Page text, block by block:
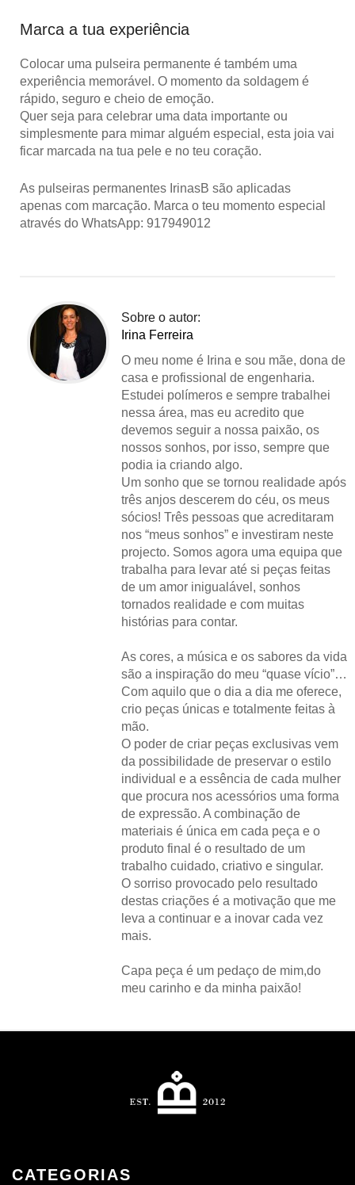
Marca a tua experiência
Colocar uma pulseira permanente é também uma
experiência memorável . O momento da soldagem é
rápido, seguro e cheio de emoção.
Quer seja para celebrar uma data importante ou
simplesmente para mimar alguém especial, esta joia vai
ficar marcada na tua pele e no teu coração.
As pulseiras permanentes IrinasB são aplicadas
apenas com marcação. Marca o teu momento especial
através do WhatsApp: 917949012
Sobre o autor:
Irina Ferreira
O meu nome é Irina e sou mãe, dona de
casa e profissional de engenharia.
Estudei polímeros e sempre trabalhei
nessa área, mas eu acredito que
devemos seguir a nossa paixão, os
nossos sonhos, por isso, sempre que
podia ia criando algo.
Um sonho que se tornou realidade após
três anjos descerem do céu, os meus
sócios! Três pessoas que acreditaram
nos “meus sonhos” e investiram neste
projecto. Somos agora uma equipa que
trabalha para levar até si peças feitas
de um amor inigualável, sonhos
tornados realidade e com muitas
histórias para contar.
As cores, a música e os sabores da vida
são a inspiração do meu “quase vício”…
Com aquilo que o dia a dia me oferece,
crio peças únicas e totalmente feitas à
mão.
O poder de criar peças exclusivas vem
da possibilidade de preservar o estilo
individual e a essência de cada mulher
que procura nos acessórios uma forma
de expressão. A combinação de
materiais é única em cada peça e o
produto final é o resultado de um
trabalho cuidado, criativo e singular.
O sorriso provocado pelo resultado
destas criações é a motivação que me
leva a continuar e a inovar cada vez
mais.
Capa peça é um pedaço de mim,do
meu carinho e da minha paixão!
CATEGORIAS